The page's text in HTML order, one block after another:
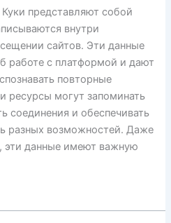
представляют собой
внутри
сайтов. Эти данные
работе с платформой и дают
повторные
могут запоминать
соединения и обеспечивать
разных возможностей. Даже
эти данные имеют важную